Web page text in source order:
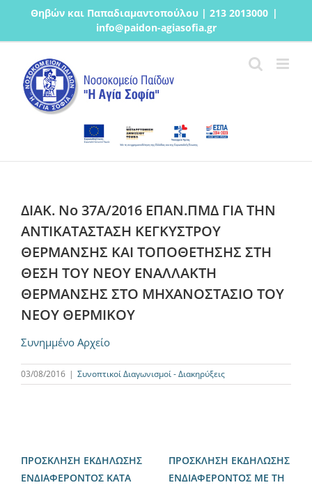
Μετάβαση
περιεχόμενο
Θηβών και Παπαδιαμαντοπούλου | 213 2013000 |
info@paidon-agiasofia.gr
ΔΙΑΚ. No 37A/2016 ΕΠΑΝ.ΠΜΔ ΓΙΑ ΤΗΝ
ΑΝΤΙΚΑΤΑΣΤΑΣΗ ΚΕΓΚΥΣΤΡΟΥ
ΘΕΡΜΑΝΣΗΣ ΚΑΙ ΤΟΠΟΘΕΤΗΣΗΣ ΣΤΗ
ΘΕΣΗ ΤΟΥ ΝΕΟΥ ΕΝΑΛΛΑΚΤΗ
ΘΕΡΜΑΝΣΗΣ ΣΤΟ ΜΗΧΑΝΟΣΤΑΣΙΟ ΤΟΥ
ΝΕΟΥ ΘΕΡΜΙΚΟΥ
Συνημμένο Αρχείο
03/08/2016 | Συνοπτικοί Διαγωνισμοί - Διακηρύξεις
ΠΡΟΣΚΛΗΣΗ ΕΚΔΗΛΩΣΗΣ
ΕΝΔΙΑΦΕΡΟΝΤΟΣ ΚΑΤΑ
ΠΡΟΣΚΛΗΣΗ ΕΚΔΗΛΩΣΗΣ
ΕΝΔΙΑΦΕΡΟΝΤΟΣ ΜΕ ΤΗ